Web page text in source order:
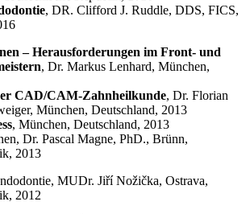
, DR. Clifford J. Ruddle, DDS, FICS,
– Herausforderungen im Front- und
, Dr. Markus Lenhard, München,
CAD/CAM-Zahnheilkunde, Dr. Florian
München, Deutschland, 2013
, München, Deutschland, 2013
Dr. Pascal Magne, PhD., Brünn,
2013
MUDr. Jiří Nožička, Ostrava,
2012